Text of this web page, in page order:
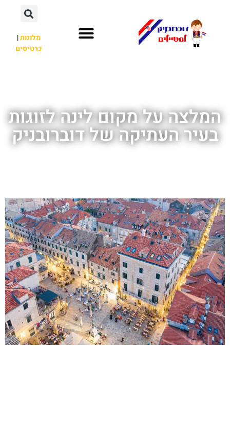
מלונות|
כרטיסים
המלצה על מקום לינה לזוגות
בעיר העתיקה של דוברובניק